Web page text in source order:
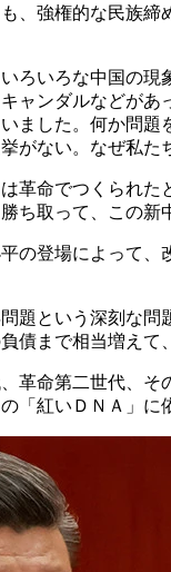
、強権的な民族
ろいろな中国の
ャンダルなどが
ました。何か問
がない。なぜ私
革命でつくられ
ち取って、この新
の登場によって
題という深刻な
債まで相当増え
革命第二世代、
「紅いＤＮＡ」